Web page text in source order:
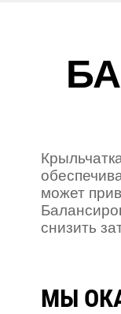
может
снизить
МЫ